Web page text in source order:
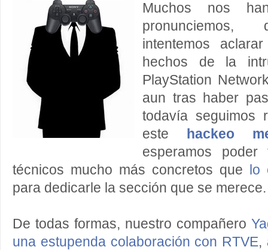
Muchos nos
pronunciemos,
intentemos
hechos de la
PlayStation
aun tras haber
todavía seguimos
este
hackeo
esperamos poder
técnicos mucho más concretos que
lo
para dedicarle la sección que se merece.
De todas formas, nuestro compañero
una estupenda colaboración con RTVE,